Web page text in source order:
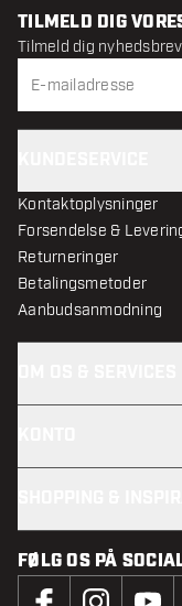
TILMELD DIG
Tilmeld dig
Kontaktoplysninger
Forsendelse &
Returneringer
Betalingsmetoder
Aanbudsanmodning
FØLG OS PÅ